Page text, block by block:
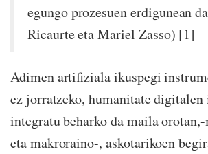
egungo prozesuen erdigunean
Ricaurte eta Mariel Zasso) [1]
Adimen artifiziala ikuspegi
ez jorratzeko, humanitate digitalen
integratu beharko da maila
eta makroraino-, askotarikoen